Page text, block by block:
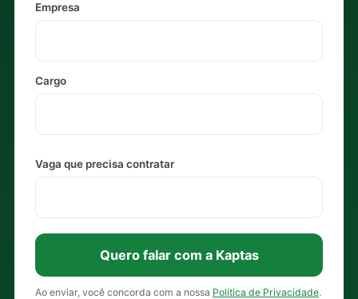
Empresa
Cargo
Vaga que precisa contratar
Quero falar com a Kaptas
Ao enviar, você concorda com a nossa Política de Privacidade.